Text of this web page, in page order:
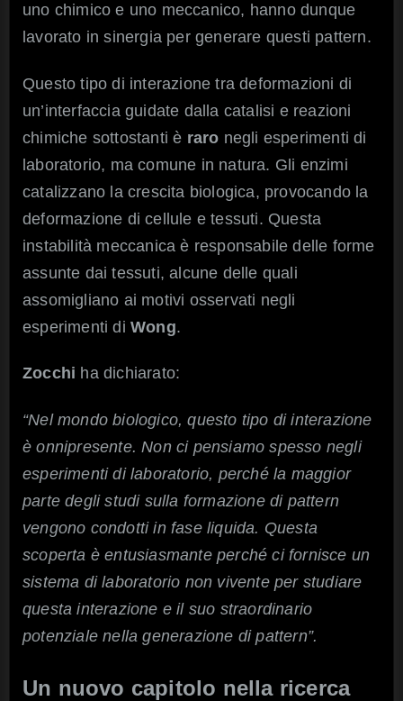
uno chimico e uno meccanico, hanno dunque
lavorato in sinergia per generare questi pattern.
Questo tipo di interazione tra deformazioni di
un’interfaccia guidate dalla catalisi e reazioni
chimiche sottostanti è raro negli esperimenti di
laboratorio, ma comune in natura. Gli enzimi
catalizzano la crescita biologica, provocando la
deformazione di cellule e tessuti. Questa
instabilità meccanica è responsabile delle forme
assunte dai tessuti, alcune delle quali
assomigliano ai motivi osservati negli
esperimenti di Wong.
Zocchi ha dichiarato:
“Nel mondo biologico, questo tipo di interazione
è onnipresente. Non ci pensiamo spesso negli
esperimenti di laboratorio, perché la maggior
parte degli studi sulla formazione di pattern
vengono condotti in fase liquida. Questa
scoperta è entusiasmante perché ci fornisce un
sistema di laboratorio non vivente per studiare
questa interazione e il suo straordinario
potenziale nella generazione di pattern”.
Un nuovo capitolo nella ricerca